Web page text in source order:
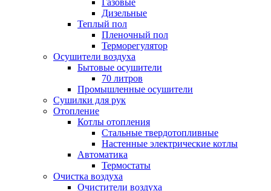
Газовые
Дизельные
Теплый пол
Пленочный пол
Терморегулятор
Осушители воздуха
Бытовые осушители
70 литров
Промышленные осушители
Сушилки для рук
Отопление
Котлы отопления
Стальные твердотопливные
Настенные электрические котлы
Автоматика
Термостаты
Очистка воздуха
Очистители воздуха